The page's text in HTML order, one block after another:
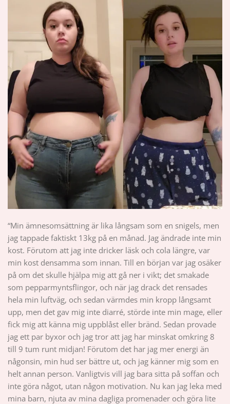
“Min ämnesomsättning är lika långsam som en snigels, men
jag tappade faktiskt 13kg på en månad. Jag ändrade inte min
kost. Förutom att jag inte dricker läsk och cola längre, var
min kost densamma som innan. Till en början var jag osäker
på om det skulle hjälpa mig att gå ner i vikt; det smakade
som pepparmyntsflingor, och när jag drack det rensades
hela min luftväg, och sedan värmdes min kropp långsamt
upp, men det gav mig inte diarré, störde inte min mage, eller
fick mig att känna mig uppblåst eller bränd. Sedan provade
jag ett par byxor och jag tror att jag har minskat omkring 8
till 9 tum runt midjan! Förutom det har jag mer energi än
någonsin, min hud ser bättre ut, och jag känner mig som en
helt annan person. Vanligtvis vill jag bara sitta på soffan och
inte göra något, utan någon motivation. Nu kan jag leka med
mina barn, njuta av mina dagliga promenader och göra lite